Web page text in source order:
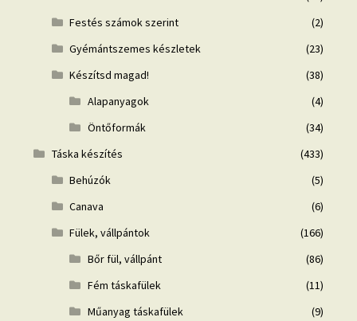
Festés számok szerint
(2)
Gyémántszemes készletek
(23)
Készítsd magad!
(38)
Alapanyagok
(4)
Öntőformák
(34)
Táska készítés
(433)
Behúzók
(5)
Canava
(6)
Fülek, vállpántok
(166)
Bőr fül, vállpánt
(86)
Fém táskafülek
(11)
Műanyag táskafülek
(9)